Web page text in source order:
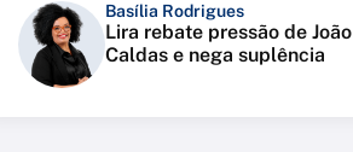
Basília Rodrigues
Lira rebate pressão de João
Caldas e nega suplência